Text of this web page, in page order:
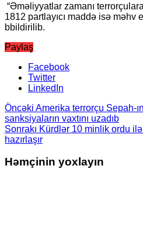
“Əməliyyatlar zamanı
1812 partlayıcı maddə isə məhv
bbildirilib.
Paylaş
Facebook
Twitter
LinkedIn
Öncəki Amerika terrorçu Sepah-
sanksiyaların vaxtını uzadıb
Sonrakı Kürdlər 10 minlik ordu
hazırlaşır
Həmçinin yoxlayın